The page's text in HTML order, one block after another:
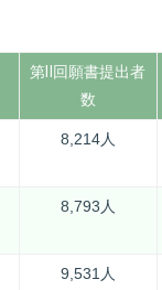
第Ⅱ回願書提出者
数
8,214人
8,793人
9,531人